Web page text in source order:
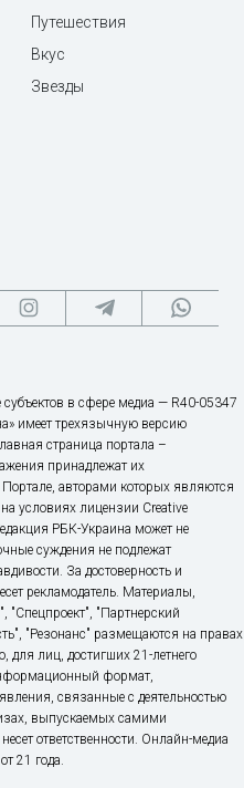
Путешествия
Вкус
Звезды
в сфере медиа — R40-05347
имеет трехязычную версию
страница портала –
принадлежат их
авторами которых являются
условиях лицензии Creative
РБК-Украина может не
суждения не подлежат
За достоверность и
рекламодатель. Материалы,
"Спецпроект", "Партнерский
"Резонанс" размещаются на правах
для лиц, достигших 21-летнего
формат,
связанные с деятельностью
выпускаемых самими
ответственности. Онлайн-медиа
21 года.